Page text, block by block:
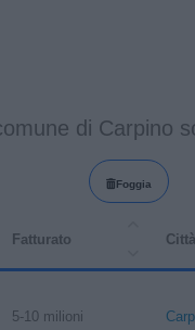
di Carpino
Foggia
Fatturato Città
5-10 milioni